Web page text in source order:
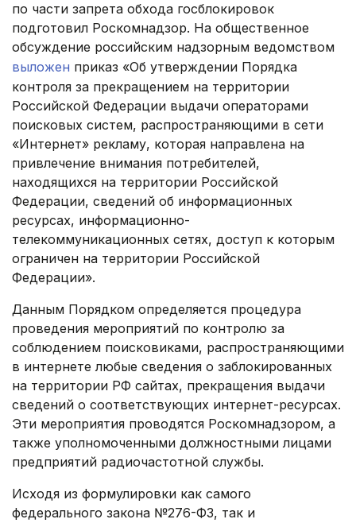
по части запрета обхода госблокировок
подготовил Роскомнадзор. На общественное
обсуждение российским надзорным ведомством
выложен приказ «Об утверждении Порядка
контроля за прекращением на территории
Российской Федерации выдачи операторами
поисковых систем, распространяющими в сети
«Интернет» рекламу, которая направлена на
привлечение внимания потребителей,
находящихся на территории Российской
Федерации, сведений об информационных
ресурсах, информационно-
телекоммуникационных сетях, доступ к которым
ограничен на территории Российской
Федерации».
Данным Порядком определяется процедура
проведения мероприятий по контролю за
соблюдением поисковиками, распространяющими
в интернете любые сведения о заблокированных
на территории РФ сайтах, прекращения выдачи
сведений о соответствующих интернет-ресурсах.
Эти мероприятия проводятся Роскомнадзором, а
также уполномоченными должностными лицами
предприятий радиочастотной службы.
Исходя из формулировки как самого
федерального закона №276-ФЗ, так и